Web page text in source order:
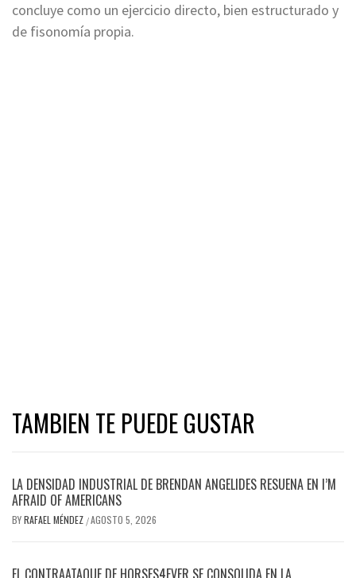
concluye como un ejercicio directo, bien estructurado y
de fisonomía propia.
TAMBIEN TE PUEDE GUSTAR
LA DENSIDAD INDUSTRIAL DE BRENDAN ANGELIDES RESUENA EN I’M
AFRAID OF AMERICANS
BYRAFAEL MÉNDEZ /AGOSTO 5, 2026